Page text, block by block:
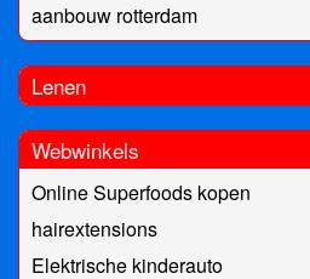
aanbouw rotterdam
Lenen
Webwinkels
Online Superfoods kopen
hairextensions
Elektrische kinderauto